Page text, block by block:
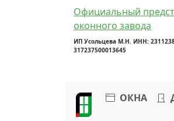
Официальный
оконного завода
ИП Усольцева М.Н. ИНН:
317237500013645
ОКНА